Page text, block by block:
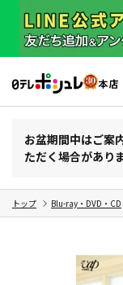
お盆期間中はご案
ただく場合があり
トップ Blu-ray・DVD・CD